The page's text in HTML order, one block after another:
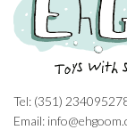
Tel: (351)
Email: